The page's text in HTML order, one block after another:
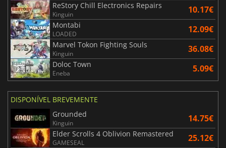
ReStory Chill Electronics Repairs
Kinguin 10.17€
Montabi
LOADED 12.09€
Marvel Tokon Fighting Souls
Kinguin 36.08€
Doloc Town
Eneba 5.09€
DISPONÍVEL BREVEMENTE
Grounded
Kinguin 14.75€
Elder Scrolls 4 Oblivion Remastered
GAMESEAL 25.12€